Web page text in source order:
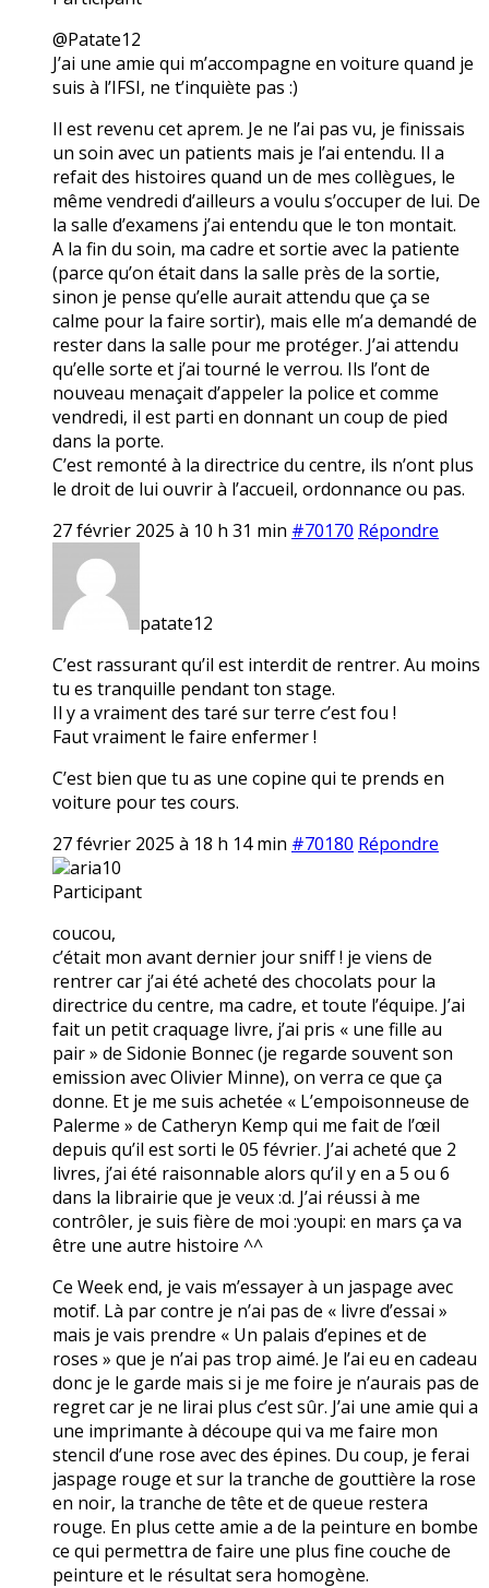
@Patate12
J’ai une amie qui m’accompagne en voiture quand je
suis à l’IFSI, ne t’inquiète pas :)
Il est revenu cet aprem. Je ne l’ai pas vu, je finissais
un soin avec un patients mais je l’ai entendu. Il a
refait des histoires quand un de mes collègues, le
même vendredi d’ailleurs a voulu s’occuper de lui. De
la salle d’examens j’ai entendu que le ton montait.
A la fin du soin, ma cadre et sortie avec la patiente
(parce qu’on était dans la salle près de la sortie,
sinon je pense qu’elle aurait attendu que ça se
calme pour la faire sortir), mais elle m’a demandé de
rester dans la salle pour me protéger. J’ai attendu
qu’elle sorte et j’ai tourné le verrou. Ils l’ont de
nouveau menaçait d’appeler la police et comme
vendredi, il est parti en donnant un coup de pied
dans la porte.
C’est remonté à la directrice du centre, ils n’ont plus
le droit de lui ouvrir à l’accueil, ordonnance ou pas.
27 février 2025 à 10 h 31 min #70170 Répondre
patate12
C’est rassurant qu’il est interdit de rentrer. Au moins
tu es tranquille pendant ton stage.
Il y a vraiment des taré sur terre c’est fou !
Faut vraiment le faire enfermer !
C’est bien que tu as une copine qui te prends en
voiture pour tes cours.
27 février 2025 à 18 h 14 min #70180 Répondre
aria10
Participant
coucou,
c’était mon avant dernier jour sniff ! je viens de
rentrer car j’ai été acheté des chocolats pour la
directrice du centre, ma cadre, et toute l’équipe. J’ai
fait un petit craquage livre, j’ai pris « une fille au
pair » de Sidonie Bonnec (je regarde souvent son
emission avec Olivier Minne), on verra ce que ça
donne. Et je me suis achetée « L’empoisonneuse de
Palerme » de Catheryn Kemp qui me fait de l’œil
depuis qu’il est sorti le 05 février. J’ai acheté que 2
livres, j’ai été raisonnable alors qu’il y en a 5 ou 6
dans la librairie que je veux :d. J’ai réussi à me
contrôler, je suis fière de moi :youpi: en mars ça va
être une autre histoire ^^
Ce Week end, je vais m’essayer à un jaspage avec
motif. Là par contre je n’ai pas de « livre d’essai »
mais je vais prendre « Un palais d’epines et de
roses » que je n’ai pas trop aimé. Je l’ai eu en cadeau
donc je le garde mais si je me foire je n’aurais pas de
regret car je ne lirai plus c’est sûr. J’ai une amie qui a
une imprimante à découpe qui va me faire mon
stencil d’une rose avec des épines. Du coup, je ferai
jaspage rouge et sur la tranche de gouttière la rose
en noir, la tranche de tête et de queue restera
rouge. En plus cette amie a de la peinture en bombe
ce qui permettra de faire une plus fine couche de
peinture et le résultat sera homogène.